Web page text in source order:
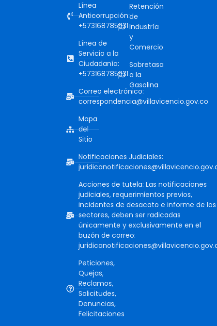
Línea
Anticorrupción:
+573168785931
Línea de
Servicio a la
Ciudadanía:
+573168785931
Correo electrónico:
correspondencia@villavicencio.gov.co
Mapa
del
Sitio
Notificaciones Judiciales:
Acciones de tutela: Las notificaciones
judiciales, requerimientos previos,
incidentes de desacato e informe de los
sectores, deben ser radicadas
únicamente y exclusivamente en el
buzón de correo:
Peticiones,
Quejas,
Reclamos,
Solicitudes,
Denuncias,
Felicitaciones
Retención
de
Industría
y
Comercio
Sobretasa
a la
Gasolina